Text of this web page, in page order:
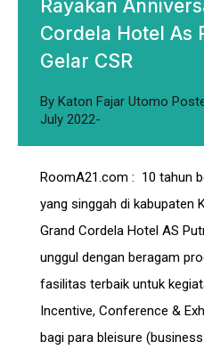
Rayakan
Cordela Hotel As
Gelar CSR
By Katon Fajar Utomo
July 2022
RoomA21.com : 10 tahun
yang singgah di kabupaten
Grand Cordela Hotel AS
unggul dengan beragam
fasilitas terbaik untuk
Incentive, Conference &
bagi para bleisure